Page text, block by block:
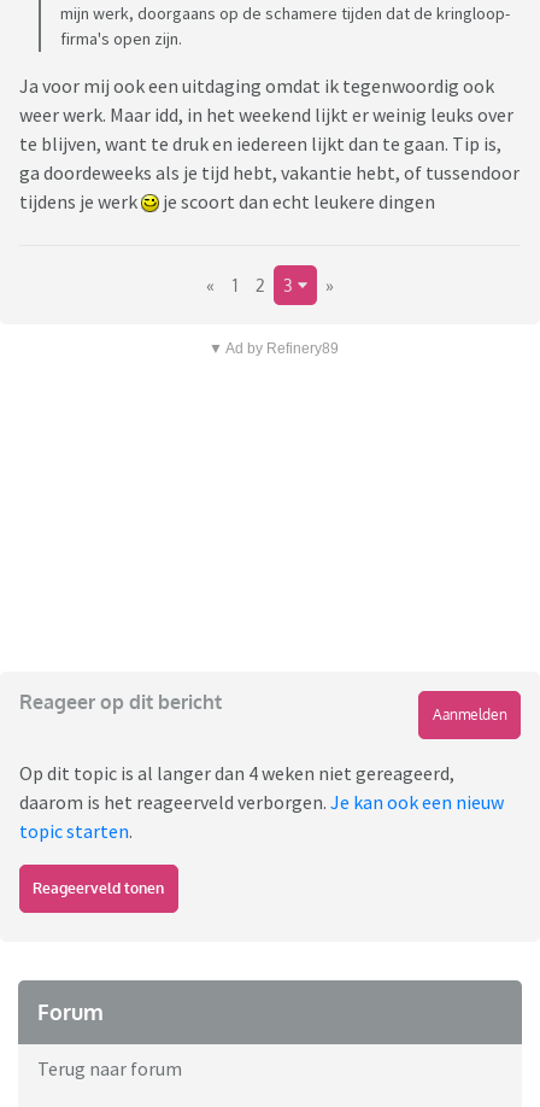
mijn werk, doorgaans op de schamere tijden dat de kringloop-
firma's open zijn.
Ja voor mij ook een uitdaging omdat ik tegenwoordig ook
weer werk. Maar idd, in het weekend lijkt er weinig leuks over
te blijven, want te druk en iedereen lijkt dan te gaan. Tip is,
ga doordeweeks als je tijd hebt, vakantie hebt, of tussendoor
tijdens je werk
je scoort dan echt leukere dingen
« 1 2 3 »
▼ Ad by Refinery89
Reageer op dit bericht
Aanmelden
Op dit topic is al langer dan 4 weken niet gereageerd,
daarom is het reageerveld verborgen. Je kan ook een nieuw
topic starten.
Reageerveld tonen
Forum
Terug naar forum